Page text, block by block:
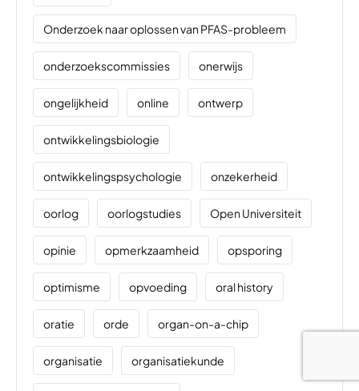
Onderzoek naar oplossen van PFAS-probleem
onderzoekscommissies onerwijs
ongelijkheid online ontwerp
ontwikkelingsbiologie
ontwikkelingspsychologie onzekerheid
oorlog oorlogstudies Open Universiteit
opinie opmerkzaamheid opsporing
optimisme opvoeding oral history
oratie orde organ-on-a-chip
organisatie organisatiekunde